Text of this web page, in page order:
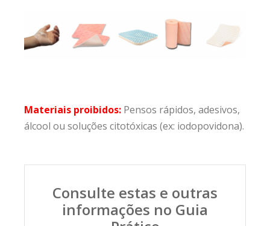
Materiais proibidos: Pensos rápidos, adesivos,
álcool ou soluções citotóxicas (ex: iodopovidona).
Consulte estas e outras
informações no Guia